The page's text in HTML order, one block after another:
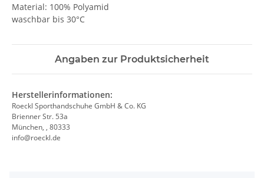
Material: 100% Polyamid
waschbar bis 30°C
Angaben zur Produktsicherheit
Herstellerinformationen:
Roeckl Sporthandschuhe GmbH & Co. KG
Brienner Str. 53a
München, , 80333
info@roeckl.de